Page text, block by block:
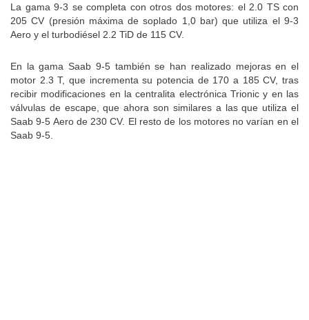
La gama 9-3 se completa con otros dos motores: el 2.0 TS con
205 CV (presión máxima de soplado 1,0 bar) que utiliza el 9-3
Aero y el turbodiésel 2.2 TiD de 115 CV.
En la gama Saab 9-5 también se han realizado mejoras en el
motor 2.3 T, que incrementa su potencia de 170 a 185 CV, tras
recibir modificaciones en la centralita electrónica Trionic y en las
válvulas de escape, que ahora son similares a las que utiliza el
Saab 9-5 Aero de 230 CV. El resto de los motores no varían en el
Saab 9-5.